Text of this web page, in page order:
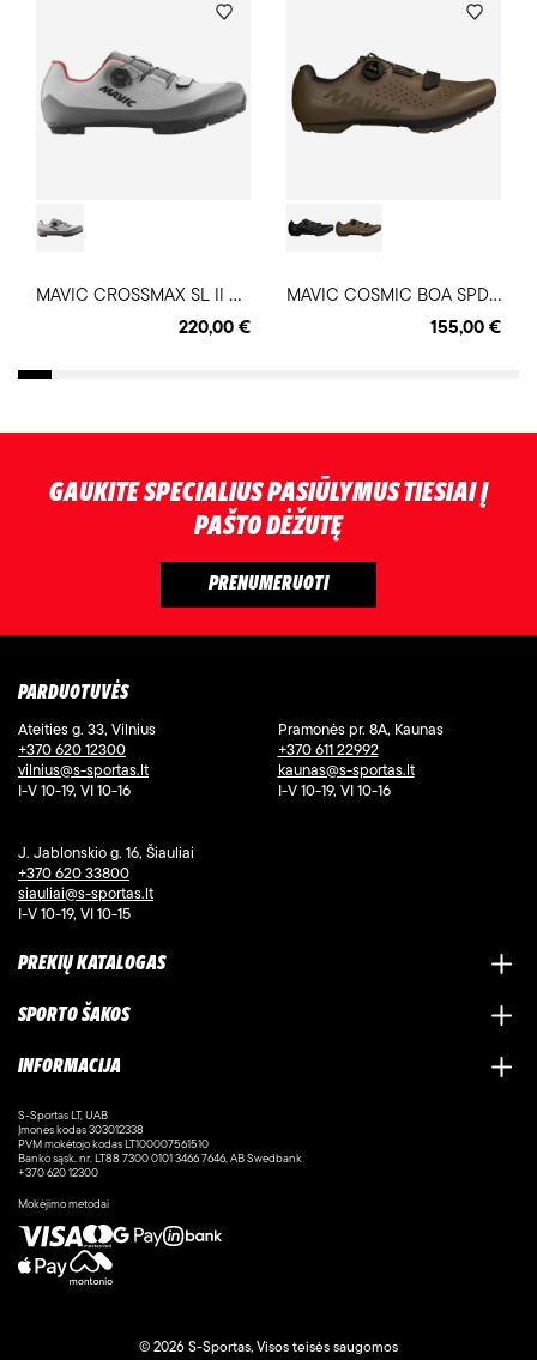
M
AVIC CROSSMAX SL II dviratininko MTB batai
220,00 €
M
AVIC COSMIC BOA SPD dviratininko gravel batai
155,00 €
GAUKITE SPECIALIUS PASIŪLYMUS TIESIAI Į
PAŠTO DĖŽUTĘ
PARDUOTUVĖS
Ateities g. 33, Vilnius
+370 620 12300
vilnius@s-sportas.lt
I-V 10-19, VI 10-16
Pramonės pr. 8A, Kaunas
+370 611 22992
kaunas@s-sportas.lt
I-V 10-19, VI 10-16
J. Jablonskio g. 16, Šiauliai
+370 620 33800
siauliai@s-sportas.lt
I-V 10-19, VI 10-15
PREKIŲ KATALOGAS
SPORTO ŠAKOS
INFORMACIJA
S-Sportas LT, UAB
Įmonės kodas 303012338
PVM mokėtojo kodas LT100007561510
Banko sąsk. nr. LT88 7300 0101 3466 7646, AB Swedbank
+370 620 12300
Mokėjimo metodai
© 2026 S-Sportas, Visos teisės saugomos